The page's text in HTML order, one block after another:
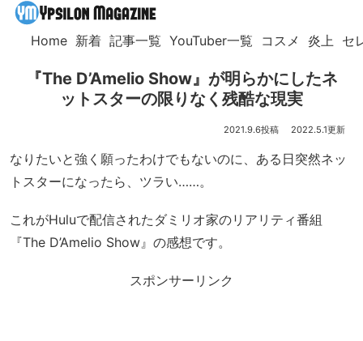
Home 新着 記事一覧 YouTuber一覧 コスメ 炎上 セ
『The D’Amelio Show』が明らかにしたネ
ットスターの限りなく残酷な現実
2021.9.6 2022.5.1
なりたいと強く願ったわけでもないのに、ある日突然ネッ
トスターになったら、ツラい……。
これがHuluで配信されたダミリオ家のリアリティ番組
『The D’Amelio Show』の感想です。
スポンサーリンク